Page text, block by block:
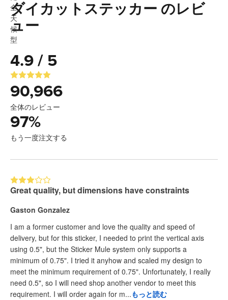
ダイカットステッカー のレビ
ュー
4.9 / 5
90,966
全体のレビュー
97%
もう一度注文する
Great quality, but dimensions have constraints
Gaston Gonzalez
I am a former customer and love the quality and speed of
delivery, but for this sticker, I needed to print the vertical axis
using 0.5", but the Sticker Mule system only supports a
minimum of 0.75". I tried it anyhow and scaled my design to
meet the minimum requirement of 0.75". Unfortunately, I really
need 0.5", so I will need shop another vendor to meet this
requirement. I will order again for m...もっと読む